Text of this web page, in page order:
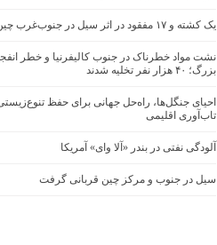
یک کشته و ۱۷ مفقود در اثر سیل در جنوب‌غرب چین
نشت مواد خطرناک در جنوب کالیفرنیا و خطر
بزرگ؛ ۴۰ هزار نفر تخلیه شدند
احیای جنگل‌ها، راه‌حل جهانی برای حفظ
تاب‌آوری اقلیمی
آلودگی نفتی در بندر «آلا وای» آمریکا
سیل در جنوب و مرکز چین قربانی گرفت